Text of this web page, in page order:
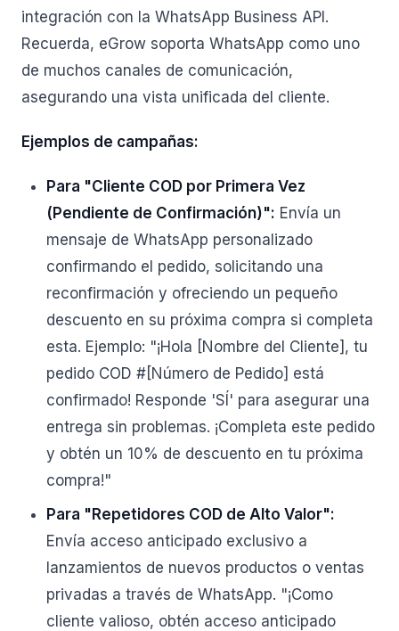
integración con la WhatsApp Business API.
Recuerda, eGrow soporta WhatsApp como uno
de muchos canales de comunicación,
asegurando una vista unificada del cliente.
Ejemplos de campañas:
Para "Cliente COD por Primera Vez
(Pendiente de Confirmación)": Envía un
mensaje de WhatsApp personalizado
confirmando el pedido, solicitando una
reconfirmación y ofreciendo un pequeño
descuento en su próxima compra si completa
esta. Ejemplo: "¡Hola [Nombre del Cliente], tu
pedido COD #[Número de Pedido] está
confirmado! Responde 'SÍ' para asegurar una
entrega sin problemas. ¡Completa este pedido
y obtén un 10% de descuento en tu próxima
compra!"
Para "Repetidores COD de Alto Valor":
Envía acceso anticipado exclusivo a
lanzamientos de nuevos productos o ventas
privadas a través de WhatsApp. "¡Como
cliente valioso, obtén acceso anticipado